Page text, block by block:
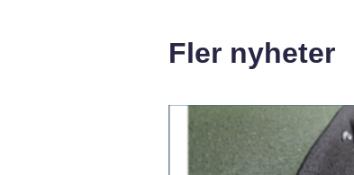
Fler nyheter